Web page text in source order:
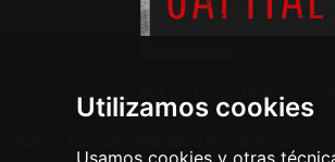
Utilizamos cookies
Usamos cookies y otras